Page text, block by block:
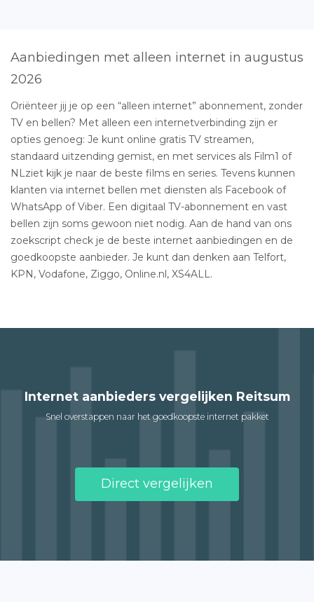
Aanbiedingen met alleen internet in augustus
2026
Oriënteer jij je op een “alleen internet” abonnement, zonder
TV en bellen? Met alleen een internetverbinding zijn er
opties genoeg: Je kunt online gratis TV streamen,
standaard uitzending gemist, en met services als Film1 of
NLziet kijk je naar de beste films en series. Tevens kunnen
klanten via internet bellen met diensten als Facebook of
WhatsApp of Viber. Een digitaal TV-abonnement en vast
bellen zijn soms gewoon niet nodig. Aan de hand van ons
zoekscript check je de beste internet aanbiedingen en de
goedkoopste aanbieder. Je kunt dan denken aan Telfort,
KPN, Vodafone, Ziggo, Online.nl, XS4ALL.
Internet aanbieders vergelijken Reitsum
Snel overstappen naar het goedkoopste internet pakket
Direct vergelijken